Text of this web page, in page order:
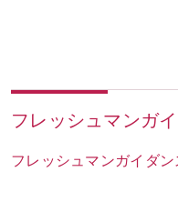
フレッシュマンガ
フレッシュマンガイダン